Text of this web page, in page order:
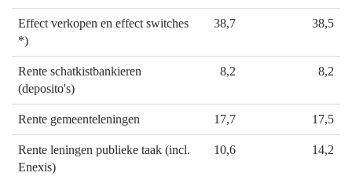
Effect verkopen en effect switches
*)
38,7 38,5
Rente schatkistbankieren
(deposito's)
8,2 8,2
Rente gemeenteleningen 17,7 17,5
Rente leningen publieke taak (incl.
Enexis)
10,6 14,2